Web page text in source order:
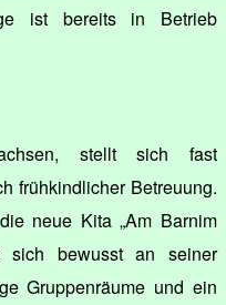
ist bereits in Betrieb
stellt sich fast
frühkindlicher Betreuung.
neue Kita „Am Barnim
sich bewusst an seiner
Gruppenräume und ein